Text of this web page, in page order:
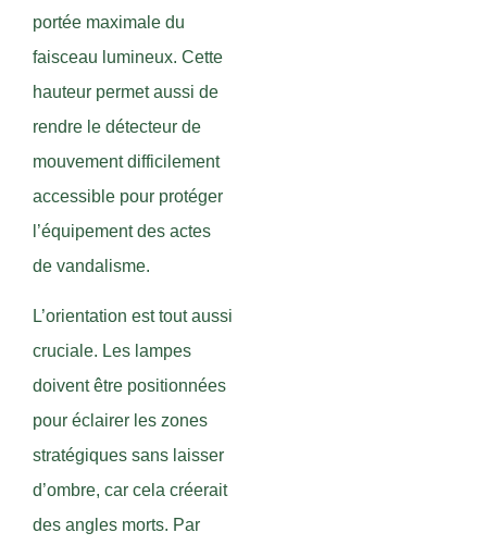
portée maximale du
faisceau lumineux. Cette
hauteur permet aussi de
rendre le détecteur de
mouvement difficilement
accessible pour protéger
l’équipement des actes
de vandalisme.
L’orientation est tout aussi
cruciale. Les lampes
doivent être positionnées
pour éclairer les zones
stratégiques sans laisser
d’ombre, car cela créerait
des angles morts. Par